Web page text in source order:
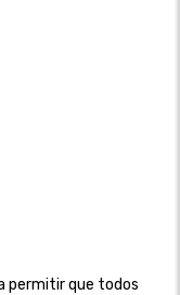
permitir que todos